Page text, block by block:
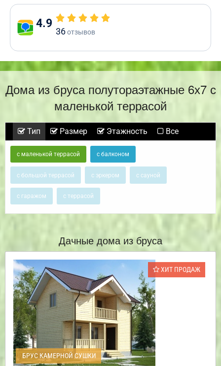
4.9
36отзывов
Дома из бруса полутораэтажные 6х7 с
маленькой террасой
Тип Размер Этажность Все
с маленькой террасой с балконом
с большой террасой с эркером с сауной
с гаражом с террасой
Дачные дома из бруса
ХИТ ПРОДАЖ
БРУС КАМЕРНОЙ СУШКИ